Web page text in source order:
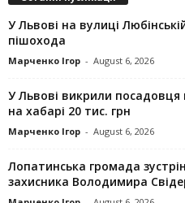
У Львові на вулиці
пішохода
Марченко Ігор - August 6, 2026
У Львові викрили
на хабарі 20 тис. грн
Марченко Ігор - August 6, 2026
Лопатинська громада
захисника Володимира